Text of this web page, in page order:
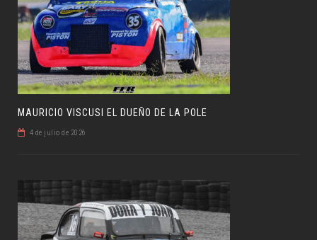
MAURICIO VISCUSI EL DUEÑO DE LA POLE
4 de julio de 2026